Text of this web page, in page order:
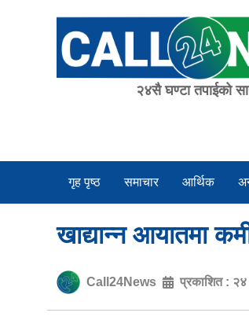
२४सै घण्टा तपाईको
गृह पृष्ठ समाचार आर्थिक
खाद्यान्न आयातमा
Call24News प्रकाशित : २४